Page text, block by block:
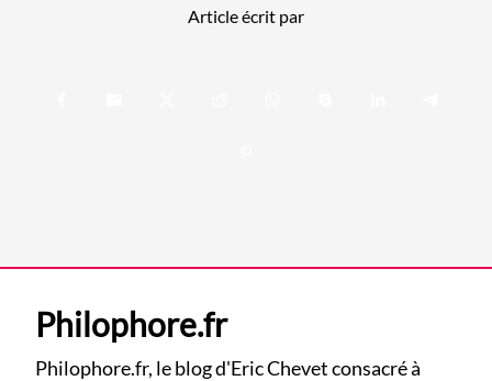
Article écrit par
Philophore.fr
Philophore.fr, le blog d'Eric Chevet consacré à